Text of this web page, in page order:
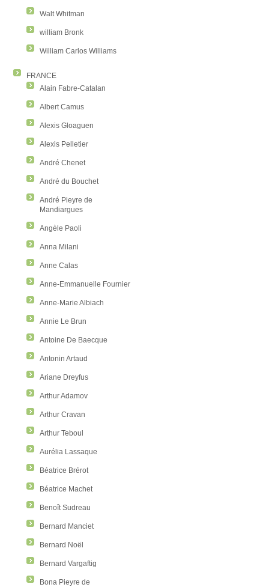
Walt Whitman
william Bronk
William Carlos Williams
FRANCE
Alain Fabre-Catalan
Albert Camus
Alexis Gloaguen
Alexis Pelletier
André Chenet
André du Bouchet
André Pieyre de
Mandiargues
Angèle Paoli
Anna Milani
Anne Calas
Anne-Emmanuelle Fournier
Anne-Marie Albiach
Annie Le Brun
Antoine De Baecque
Antonin Artaud
Ariane Dreyfus
Arthur Adamov
Arthur Cravan
Arthur Teboul
Aurélia Lassaque
Béatrice Brérot
Béatrice Machet
Benoît Sudreau
Bernard Manciet
Bernard Noël
Bernard Vargaftig
Bona Pieyre de